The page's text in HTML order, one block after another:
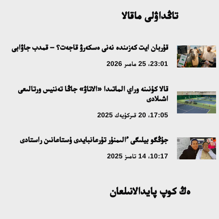
مە؟
18:16، 20 شىلدە 2026
ۇلتتىق ءارحيۆتىڭ اشىلعانىنا 20 جىل: نەگىزگى جەتىستىكتەرى مەن
دامۋ باعىتى
مەملەكەت باسشىسى كوبەيتۇز كولىنىڭ جاي-كۇيىنە نازار اۋداردى
التىن وردا تاريحىن وقىتۋدىڭ يننوۆاسيالىق تاسىلدەرى ەنگىزىلەدى
تاڭداۋلى ماقالا
قۇربان ايت كەزىندە نەنى ەسكەرۋ قاجەت؟ – قمدب جاۋابى
23:01، 25 مامىر 2026
قالا كۇنىنە وراي الماتىدا «الاتاۋ» جاڭا تەننيس ورتالىعى
اشىلادى
17:05، 20 قىركۇيەك 2025
جۇڭگو بيلىگى ءالىمنۇر تۇرعانبايدى ۇستاعانىن راستادى
10:17، 14 تامىز 2025
ەڭ كوپ پايدالانىلعان